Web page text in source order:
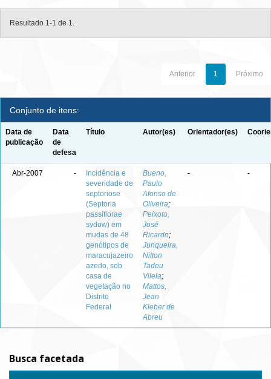
Resultado 1-1 de 1.
Anterior 1 Próximo
Conjunto de itens:
Data de
publicação
Data
de
defesa
Título Autor(es) Orientador(es)
Abr-2007 -
Incidência e
severidade de
septoriose
(Septoria
passiflorae
sydow) em
mudas de 48
genótipos de
maracujazeiro
azedo, sob
casa de
vegetação no
Distrito
Federal
Bueno,
Paulo
Afonso de
Oliveira;
Peixoto,
José
Ricardo;
Junqueira,
Nilton
Tadeu
Vilela;
Mattos,
Jean
Kleber de
Abreu
- -
Busca facetada